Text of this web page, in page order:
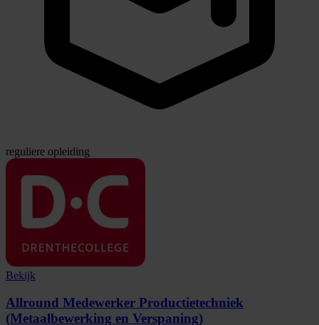
reguliere opleiding
Bekijk
Allround Medewerker Productietechniek
(Metaalbewerking en Verspaning)